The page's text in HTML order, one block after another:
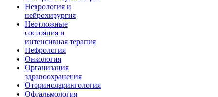
Неврология и
нейрохирургия
Неотложные
состояния и
интенсивная терапия
Нефрология
Онкология
Организация
здравоохранения
Оториноларингология
Офтальмология